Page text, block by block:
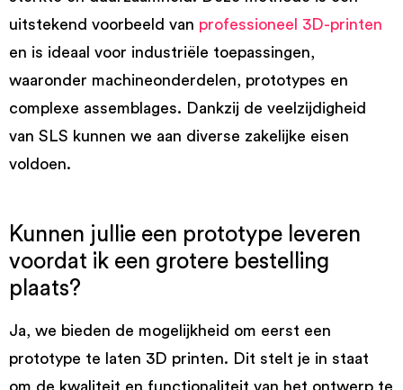
uitstekend voorbeeld van professioneel 3D-printen
en is ideaal voor industriële toepassingen,
waaronder machineonderdelen, prototypes en
complexe assemblages. Dankzij de veelzijdigheid
van SLS kunnen we aan diverse zakelijke eisen
voldoen.
Kunnen jullie een prototype leveren
voordat ik een grotere bestelling
plaats?
Ja, we bieden de mogelijkheid om eerst een
prototype te laten 3D printen. Dit stelt je in staat
om de kwaliteit en functionaliteit van het ontwerp te